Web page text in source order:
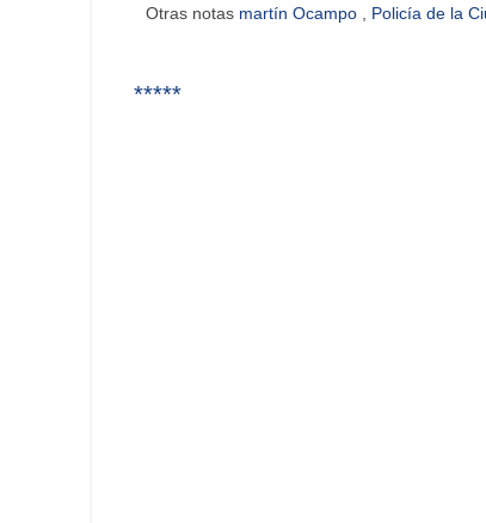
Otras notas martín Ocampo , Policía de la
*****